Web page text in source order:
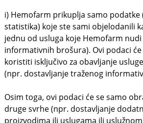
i) Hemofarm prikuplja samo podatke
statistika) koje ste sami objelodanili
jednu od usluga koje Hemofarm
informativnih brošura). Ovi podaci
koristiti isključivo za obavljanje
(npr. dostavljanje traženog
Osim toga, ovi podaci će se samo
druge svrhe (npr. dostavljanje
proizvodima ili uslugama ili